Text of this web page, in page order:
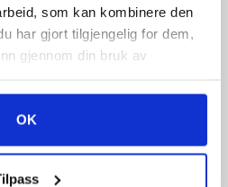
som kan kombinere den
har gjort tilgjengelig for dem,
gjennom din bruk av
OK